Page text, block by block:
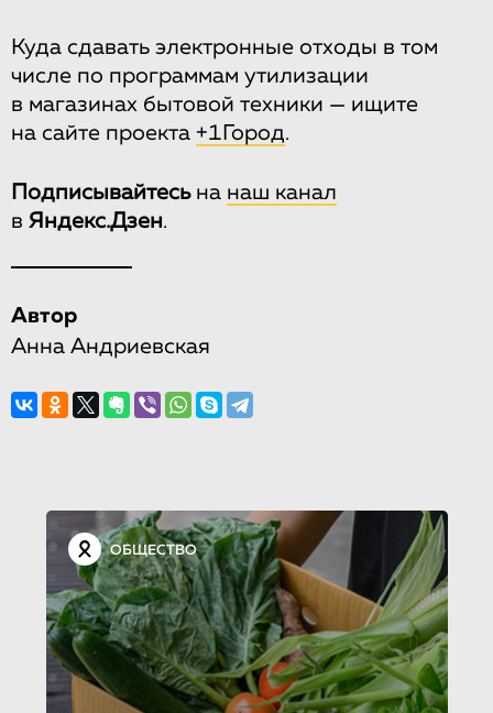
Куда сдавать электронные отходы в том
числе по программам утилизации
в магазинах бытовой техники — ищите
на сайте проекта +1Город.
Подписывайтесьна наш канал
в Яндекс.Дзен.
Автор
Анна Андриевская
ОБЩЕСТВО